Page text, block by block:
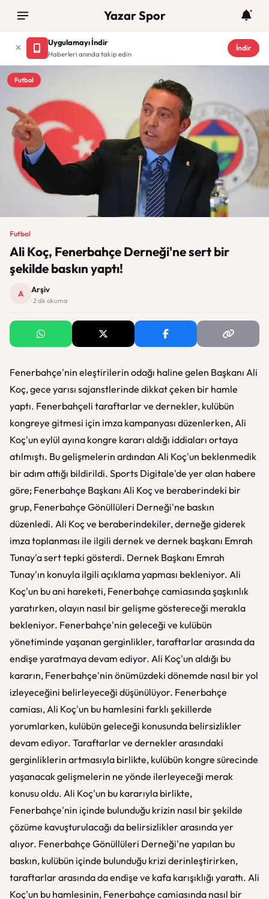
Yazar Spor
Uygulamayı İndir
Haberleri anında takip edin
İndir
Futbol
Futbol
Ali Koç, Fenerbahçe Derneği'ne sert bir
şekilde baskın yaptı!
A Arşiv
· 2 dk okuma
Fenerbahçe'nin eleştirilerin odağı haline gelen Başkanı Ali
Koç, gece yarısı sajanstlerinde dikkat çeken bir hamle
yaptı. Fenerbahçeli taraftarlar ve dernekler, kulübün
kongreye gitmesi için imza kampanyası düzenlerken, Ali
Koç'un eylül ayına kongre kararı aldığı iddiaları ortaya
atılmıştı. Bu gelişmelerin ardından Ali Koç'un beklenmedik
bir adım attığı bildirildi. Sports Digitale'de yer alan habere
göre; Fenerbahçe Başkanı Ali Koç ve beraberindeki bir
grup, Fenerbahçe Gönüllüleri Derneği'ne baskın
düzenledi. Ali Koç ve beraberindekiler, derneğe giderek
imza toplanması ile ilgili dernek ve dernek başkanı Emrah
Tunay'a sert tepki gösterdi. Dernek Başkanı Emrah
Tunay'ın konuyla ilgili açıklama yapması bekleniyor. Ali
Koç'un bu ani hareketi, Fenerbahçe camiasında şaşkınlık
yaratırken, olayın nasıl bir gelişme göstereceği merakla
bekleniyor. Fenerbahçe'nin geleceği ve kulübün
yönetiminde yaşanan gerginlikler, taraftarlar arasında da
endişe yaratmaya devam ediyor. Ali Koç'un aldığı bu
kararın, Fenerbahçe'nin önümüzdeki dönemde nasıl bir yol
izleyeceğini belirleyeceği düşünülüyor. Fenerbahçe
camiası, Ali Koç'un bu hamlesini farklı şekillerde
yorumlarken, kulübün geleceği konusunda belirsizlikler
devam ediyor. Taraftarlar ve dernekler arasındaki
gerginliklerin artmasıyla birlikte, kulübün kongre sürecinde
yaşanacak gelişmelerin ne yönde ilerleyeceği merak
konusu oldu. Ali Koç'un bu kararıyla birlikte,
Fenerbahçe'nin içinde bulunduğu krizin nasıl bir şekilde
çözüme kavuşturulacağı da belirsizlikler arasında yer
alıyor. Fenerbahçe Gönüllüleri Derneği'ne yapılan bu
baskın, kulübün içinde bulunduğu krizi derinleştirirken,
taraftarlar arasında da endişe ve kafa karışıklığı yarattı. Ali
Koç'un bu hamlesinin, Fenerbahçe camiasında nasıl bir